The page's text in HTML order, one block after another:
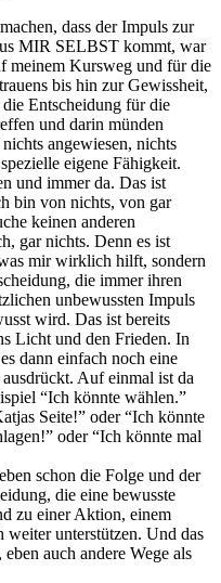
dass der Impuls zur
MIR SELBST kommt, war
meinem Kursweg und für die
bis hin zur Gewissheit,
Entscheidung für die
und darin münden
angewiesen, nichts
eigene Fähigkeit.
und immer da. Das ist
bin von nichts, von gar
keinen anderen
gar nichts. Denn es ist
mir wirklich hilft, sondern
die immer ihren
unbewussten Impuls
wird. Das ist bereits
Licht und den Frieden. In
dann einfach noch eine
Auf einmal ist da
“Ich könnte wählen.”
Seite!” oder “Ich könnte
oder “Ich könnte mal
schon die Folge und der
die eine bewusste
zu einer Aktion, einem
unterstützen. Und das
auch andere Wege als